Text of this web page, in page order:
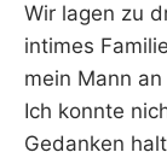
Wir lagen zu
intimes
mein Mann
Ich konnte
Gedanken